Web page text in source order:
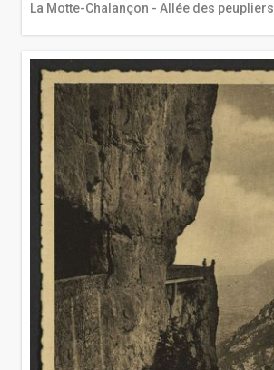
La Motte-Chalançon - Allée des peupliers